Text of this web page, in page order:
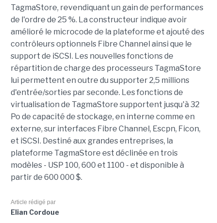
TagmaStore, revendiquant un gain de performances
de l'ordre de 25 %. La constructeur indique avoir
amélioré le microcode de la plateforme et ajouté des
contrôleurs optionnels Fibre Channel ainsi que le
support de iSCSI. Les nouvelles fonctions de
répartition de charge des processeurs TagmaStore
lui permettent en outre du supporter 2,5 millions
d'entrée/sorties par seconde. Les fonctions de
virtualisation de TagmaStore supportent jusqu'à 32
Po de capacité de stockage, en interne comme en
externe, sur interfaces Fibre Channel, Escpn, Ficon,
et iSCSI. Destiné aux grandes entreprises, la
plateforme TagmaStore est déclinée en trois
modèles - USP 100, 600 et 1100 - et disponible à
partir de 600 000 $.
Article rédigé par
Elian Cordoue